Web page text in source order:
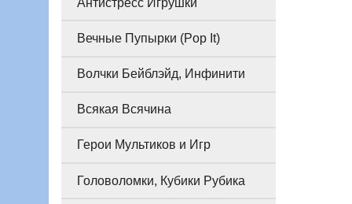
Вечные Пупырки (Pop It)
Волчки Бейблэйд, Инфинити
Всякая Всячина
Герои Мультиков и Игр
Головоломки, Кубики Рубика